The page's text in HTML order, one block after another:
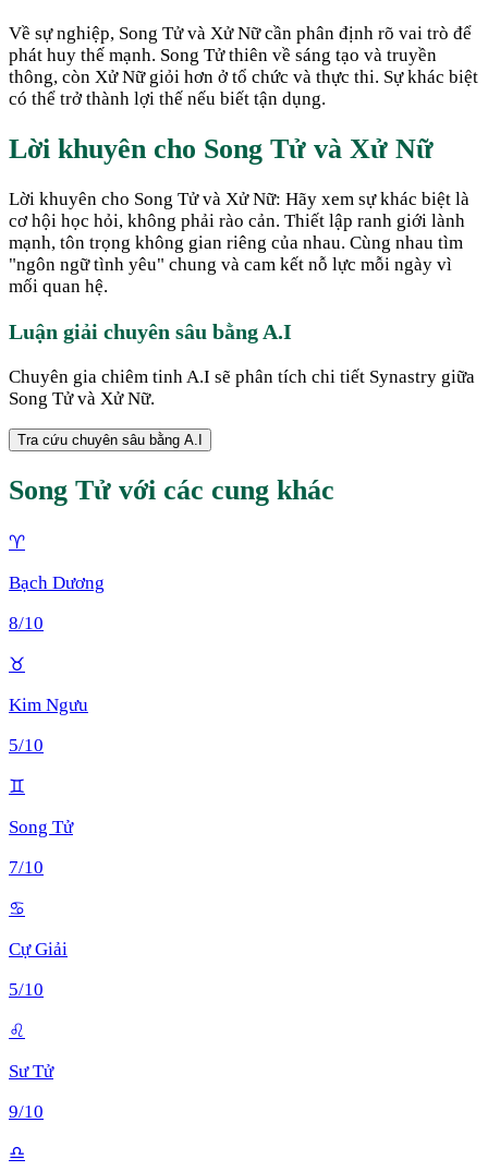
Về sự nghiệp, Song Tử và Xử Nữ cần phân định rõ vai trò để
phát huy thế mạnh. Song Tử thiên về sáng tạo và truyền
thông, còn Xử Nữ giỏi hơn ở tổ chức và thực thi. Sự khác biệt
có thể trở thành lợi thế nếu biết tận dụng.
Lời khuyên cho Song Tử và Xử Nữ
Lời khuyên cho Song Tử và Xử Nữ: Hãy xem sự khác biệt là
cơ hội học hỏi, không phải rào cản. Thiết lập ranh giới lành
mạnh, tôn trọng không gian riêng của nhau. Cùng nhau tìm
"ngôn ngữ tình yêu" chung và cam kết nỗ lực mỗi ngày vì
mối quan hệ.
Luận giải chuyên sâu bằng A.I
Chuyên gia chiêm tinh A.I sẽ phân tích chi tiết Synastry giữa
Song Tửvà Xử Nữ.
Tra cứu chuyên sâu bằng A.I
Song Tử với các cung khác
♈
Bạch Dương
8/10
♉
Kim Ngưu
5/10
♊
Song Tử
7/10
♋
Cự Giải
5/10
♌
Sư Tử
9/10
♎